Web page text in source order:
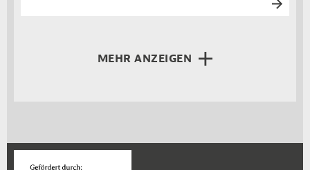
MEHR ANZEIGEN